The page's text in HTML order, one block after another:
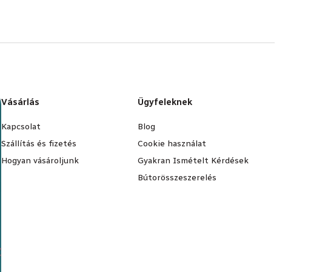
Vásárlás
Kapcsolat
Szállítás és fizetés
Hogyan vásároljunk
Ügyfeleknek
Blog
Cookie használat
Gyakran Ismételt Kérdések
Bútorösszeszerelés